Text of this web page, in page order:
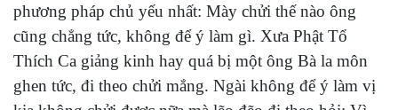
phương pháp chủ yếu nhất: Mày chửi thế nào ông
cũng chẳng tức, không để ý làm gì. Xưa Phật Tổ
Thích Ca giảng kinh hay quá bị một ông Bà la môn
ghen tức, đi theo chửi mắng. Ngài không để ý làm vị